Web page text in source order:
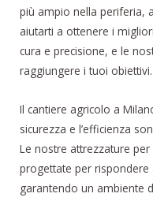
più ampio nella periferia,
aiutarti a ottenere i
cura e precisione, e le
raggiungere i tuoi obiettivi.
Il cantiere agricolo a
sicurezza e l’efficienza
Le nostre attrezzature
progettate per rispondere
garantendo un ambiente